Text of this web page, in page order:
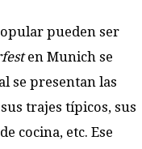
pueden ser
en Munich se
se presentan las
trajes típicos, sus
cocina, etc. Ese